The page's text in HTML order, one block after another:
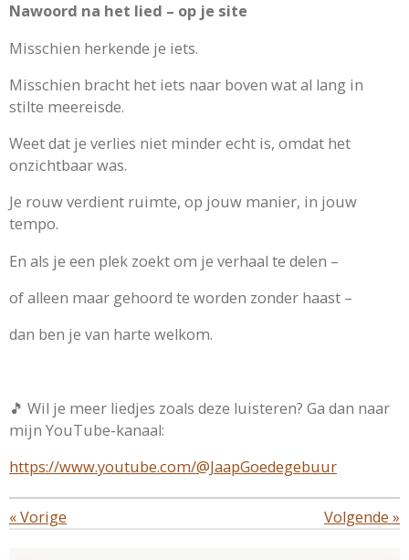
Nawoord na het lied – op je site
Misschien herkende je iets.
Misschien bracht het iets naar boven wat al lang in
stilte meereisde.
Weet dat je verlies niet minder echt is, omdat het
onzichtbaar was.
Je rouw verdient ruimte, op jouw manier, in jouw
tempo.
En als je een plek zoekt om je verhaal te delen –
of alleen maar gehoord te worden zonder haast –
dan ben je van harte welkom.
🎵 Wil je meer liedjes zoals deze luisteren? Ga dan naar
mijn YouTube-kanaal:
https://www.youtube.com/@JaapGoedegebuur
«Vorige Volgende »